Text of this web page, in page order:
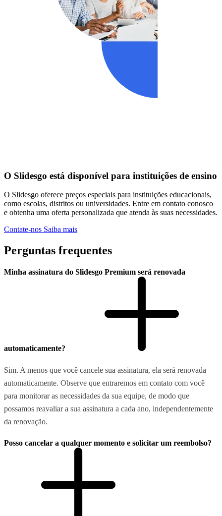
O Slidesgo está disponível para instituições de ensino
O Slidesgo oferece preços especiais para instituições educacionais,
como escolas, distritos ou universidades. Entre em contato conosco
e obtenha uma oferta personalizada que atenda às suas necessidades.
Contate-nos Saiba mais
Perguntas frequentes
Minha assinatura do Slidesgo Premium será renovada
automaticamente?
Sim. A menos que você cancele sua assinatura, ela será renovada
automaticamente. Observe que entraremos em contato com você
para monitorar as necessidades da sua equipe, de modo que
possamos reavaliar a sua assinatura a cada ano, independentemente
da renovação.
Posso cancelar a qualquer momento e solicitar um reembolso?